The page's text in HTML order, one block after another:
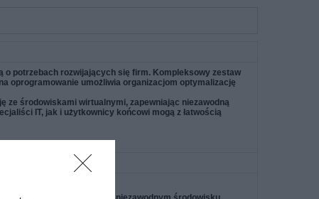
o potrzebach rozwijających się firm. Kompleksowy zestaw
oprogramowanie umożliwia organizacjom optymalizację
ze środowiskami wirtualnymi, zapewniając niezawodną
IT, jak i użytkownicy końcowi mogą z łatwością